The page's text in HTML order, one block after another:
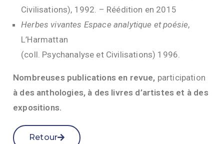
Civilisations), 1992. – Réédition en 2015
Herbes vivantes Espace analytique et poésie,
L’Harmattan
(coll. Psychanalyse et Civilisations) 1996.
Nombreuses publications en revue, participation
à des anthologies, à des livres d’artistes et à des
expositions.
Retour